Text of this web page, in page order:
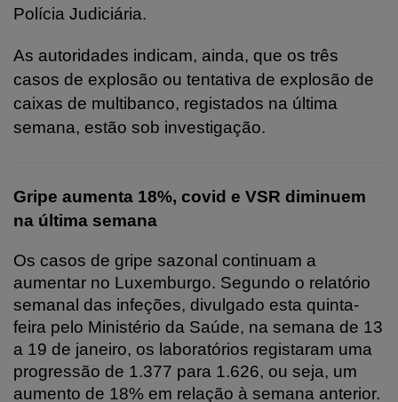
Polícia Judiciária.
As autoridades indicam, ainda, que os três
casos de explosão ou tentativa de explosão de
caixas de multibanco, registados na última
semana, estão sob investigação.
Gripe aumenta 18%, covid e VSR diminuem
na última semana
Os casos de gripe sazonal continuam a
aumentar no Luxemburgo. Segundo o relatório
semanal das infeções, divulgado esta quinta-
feira pelo Ministério da Saúde, na semana de 13
a 19 de janeiro, os laboratórios registaram uma
progressão de 1.377 para 1.626, ou seja, um
aumento de 18% em relação à semana anterior.